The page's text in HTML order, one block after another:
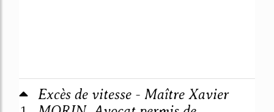
Excès de vitesse - Maître Xavier